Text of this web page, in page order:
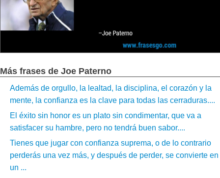
Más frases de Joe Paterno
Además de orgullo, la lealtad, la disciplina, el corazón y la
mente, la confianza es la clave para todas las cerraduras....
El éxito sin honor es un plato sin condimentar, que va a
satisfacer su hambre, pero no tendrá buen sabor....
Tienes que jugar con confianza suprema, o de lo contrario
perderás una vez más, y después de perder, se convierte en
un ...